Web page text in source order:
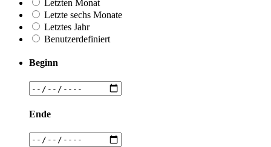
Letzten Monat
Letzte sechs Monate
Letztes Jahr
Benutzerdefiniert
Beginn
Ende